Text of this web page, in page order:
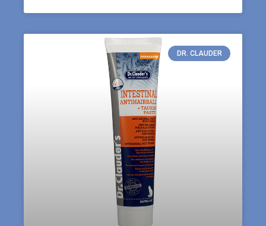
DR. CLAUDER